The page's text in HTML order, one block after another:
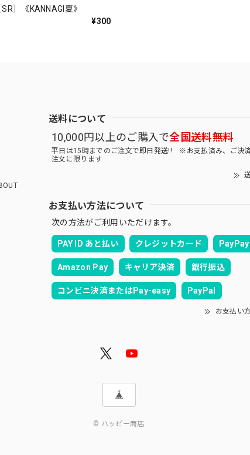
］《KANNAGI夏》
¥300
送料について
10,000円以上のご購入で全国送料無料
平日は15時までのご注文で即日発送!! ※お支払済み、ご決
注文に限ります
お支払い方法について
次の方法がご利用いただけます。
PAY ID あと払い クレジットカード PayPay
Amazon Pay キャリア決済 銀行振込
コンビニ決済またはPay-easy PayPal
お支払い
© ハッピー商店